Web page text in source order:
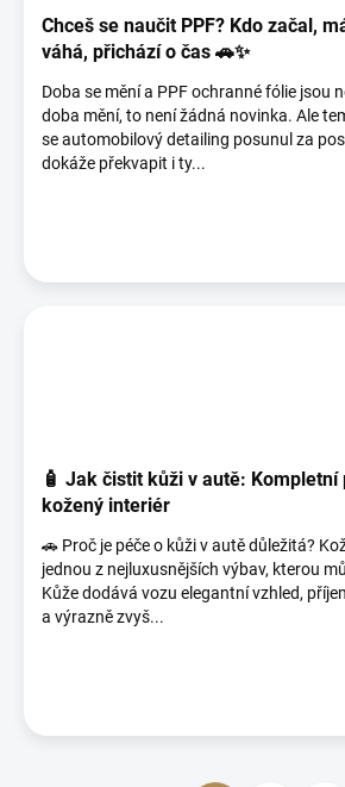
Chceš se naučit PPF? Kdo začal,
váhá, přichází o čas 🚗✨
Doba se mění a PPF ochranné fólie jsou
doba mění, to není žádná novinka. Ale
se automobilový detailing posunul za
dokáže překvapit i ty...
🧴 Jak čistit kůži v autě: Kompletní
kožený interiér
🚗 Proč je péče o kůži v autě důležitá?
jednou z nejluxusnějších výbav, kterou
Kůže dodává vozu elegantní vzhled,
a výrazně zvyš...